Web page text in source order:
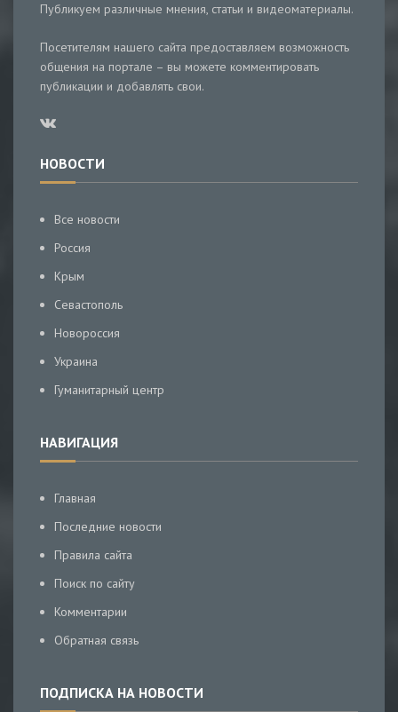
Публикуем различные мнения, статьи и видеоматериалы.
Посетителям нашего сайта предоставляем возможность
общения на портале – вы можете комментировать
публикации и добавлять свои.
НОВОСТИ
Все новости
Россия
Крым
Севастополь
Новороссия
Украина
Гуманитарный центр
НАВИГАЦИЯ
Главная
Последние новости
Правила сайта
Поиск по сайту
Комментарии
Обратная связь
ПОДПИСКА НА НОВОСТИ